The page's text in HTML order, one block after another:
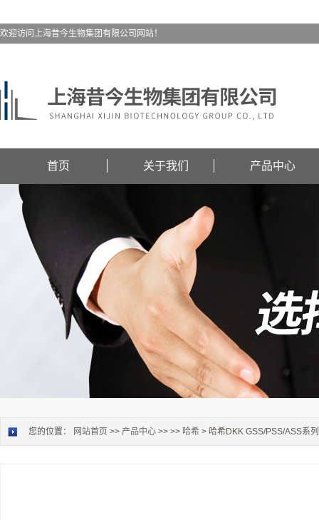
欢迎访问上海昔今生物集团有限公司网站！
首页 关于我们 产品中心
您的位置： 网站首页 >> 产品中心 >> >> 哈希 > 哈希DKK GSS/PSS/ASS系列